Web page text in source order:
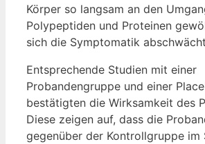
Körper so langsam an den
Polypeptiden und Proteinen
sich die Symptomatik
Entsprechende Studien mit einer
Probandengruppe und einer
bestätigten die Wirksamkeit des
Diese zeigen auf, dass die
gegenüber der Kontrollgruppe im